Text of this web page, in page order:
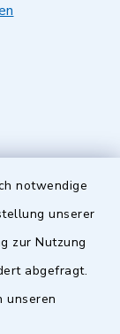
notwendige
unserer
zur Nutzung
abgefragt.
unseren